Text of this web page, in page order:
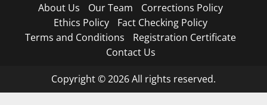
About Us Our Team
Corrections Policy
Ethics Policy
Fact Checking Policy
Terms and Conditions
Registration Certificate
Contact Us
Copyright © 2026 All rights reserved.